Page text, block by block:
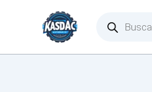
contenido
productos